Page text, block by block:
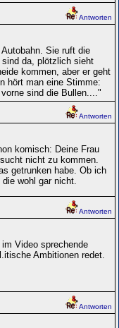
Antworten
Sie ruft die
sind da, plötzlich sieht
kommen, aber er geht
hört man eine Stimme:
sind die Bullen...."
Antworten
komisch: Deine Frau
nicht zu kommen.
getrunken habe. Ob ich
wohl gar nicht.
Antworten
Video sprechende
Ambitionen redet.
Antworten